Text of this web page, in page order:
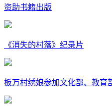
资助书籍出版
《消失的村落》纪录片
板万村绣娘参加文化部、教育